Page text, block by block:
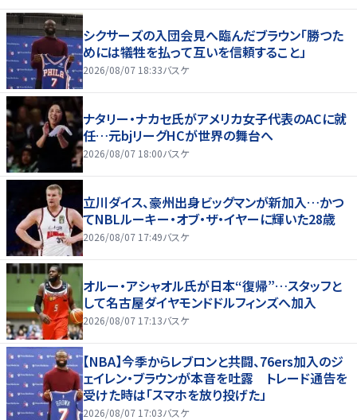
シクサーズの入団会見へ臨んだブラウン「勝つた
めには犠牲を払って互いを信頼すること」
2026/08/07 18:33バスケ
ナタリー・ナカセ氏がアメリカ女子代表のACに就
任…元bjリーグHCが世界の舞台へ
2026/08/07 18:00バスケ
立川ダイス、豪州出身ビッグマンが新加入…かつ
てNBLルーキー・オブ・ザ・イヤーに輝いた28歳
2026/08/07 17:49バスケ
オルー・アシャオル氏が日本“復帰”…スタッフと
して名古屋ダイヤモンドドルフィンズへ加入
2026/08/07 17:13バスケ
【NBA】今季からレブロンと共闘、76ers加入のジ
ェイレン・ブラウンが本音を吐露 トレード通告を
受けた時は「スマホを放り投げた」
2026/08/07 17:03バスケ